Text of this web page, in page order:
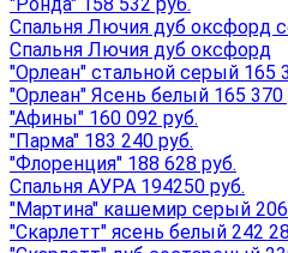
Спальня Лючия дуб оксфорд
Спальня Лючия дуб оксфорд
"Орлеан" стальной серый 165
"Орлеан" Ясень белый 165 370
"Афины" 160 092 руб.
"Парма" 183 240 руб.
"Флоренция" 188 628 руб.
Спальня АУРА 194250 руб.
"Мартина" кашемир серый 206
"Скарлетт" ясень белый 242